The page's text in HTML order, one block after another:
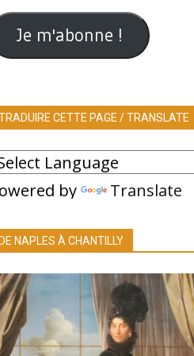
Je m'abonne !
CETTE PAGE / TRANSLATE
by Translate
NAPLES À CHANTILLY